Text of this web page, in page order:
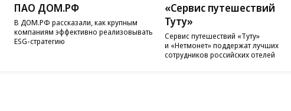
ПАО ДОМ.РФ
В ДОМ.РФ рассказали, как крупным
компаниям эффективно реализовывать
ESG-стратегию
«Сервис путешествий
Туту»
Сервис путешествий «Туту»
и «Нетмонет» поддержат лучших
сотрудников российских отелей